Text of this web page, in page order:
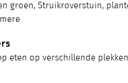
groen, Struikroverstuin,
eten op verschillende